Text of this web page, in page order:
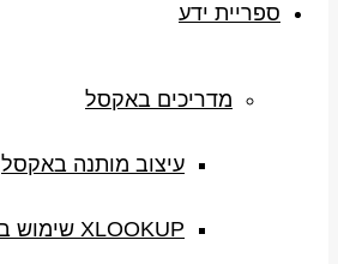
ספריית ידע
מדריכים באקסל
עיצוב מותנה באקסל
XLOOKUP שימוש בסיסי